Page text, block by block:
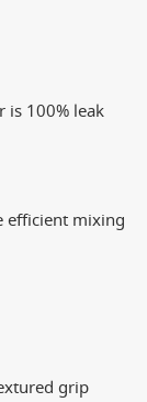
is 100% leak
efficient mixing
grip